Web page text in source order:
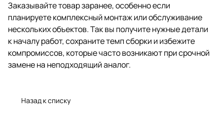
Заказывайте товар заранее, особенно если
планируете комплексный монтаж или обслуживание
нескольких объектов. Так вы получите нужные детали
к началу работ, сохраните темп сборки и избежите
компромиссов, которые часто возникают при срочной
замене на неподходящий аналог.
Назад к списку